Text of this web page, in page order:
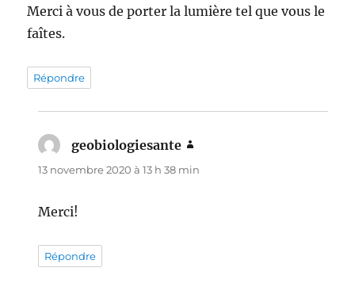
Merci à vous de porter la lumière tel que vous le
faîtes.
Répondre
geobiologiesante
13 novembre 2020 à 13 h 38 min
Merci!
Répondre